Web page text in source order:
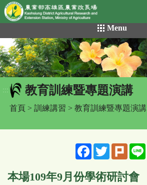
網頁置頂
到
主
要
內
容
區
Menu
::: 教育訓練暨專題演講
首頁 > 訓練講習 > 教育訓練暨專題演講
FacebookTwitterPlurk
本場109年9月份學術研討會